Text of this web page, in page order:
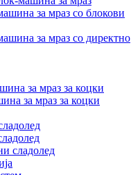
за мраз со блокови
за мраз со директно
за мраз за коцки
за мраз за коцки
сладолед